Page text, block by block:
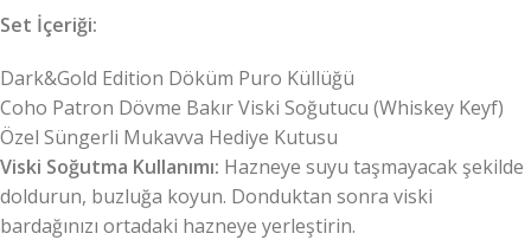
Set İçeriği:
Dark&Gold Edition Döküm Puro Küllüğü
Coho Patron Dövme Bakır Viski Soğutucu (Whiskey Keyf)
Özel Süngerli Mukavva Hediye Kutusu
Viski Soğutma Kullanımı: Hazneye suyu taşmayacak şekilde
doldurun, buzluğa koyun. Donduktan sonra viski
bardağınızı ortadaki hazneye yerleştirin.